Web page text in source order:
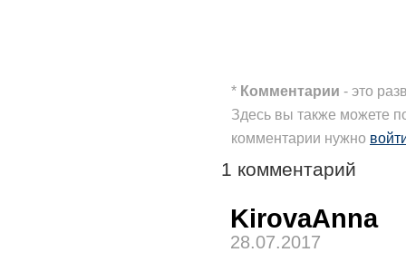
* Комментарии - это
Здесь вы также можете
комментарии нужно
1 комментарий
KirovaAnna
28.07.2017